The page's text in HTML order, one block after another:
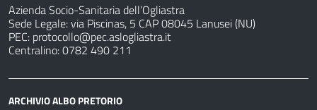
Azienda Socio-Sanitaria dell’Ogliastra
Sede Legale: via Piscinas, 5 CAP 08045 Lanusei (NU)
PEC: protocollo@pec.aslogliastra.it
Centralino: 0782 490 211
ARCHIVIO ALBO PRETORIO